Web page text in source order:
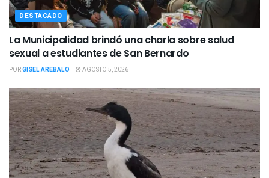
DESTACADO
La Municipalidad brindó una charla sobre salud
sexual a estudiantes de San Bernardo
PORGISEL AREBALO AGOSTO 5, 2026